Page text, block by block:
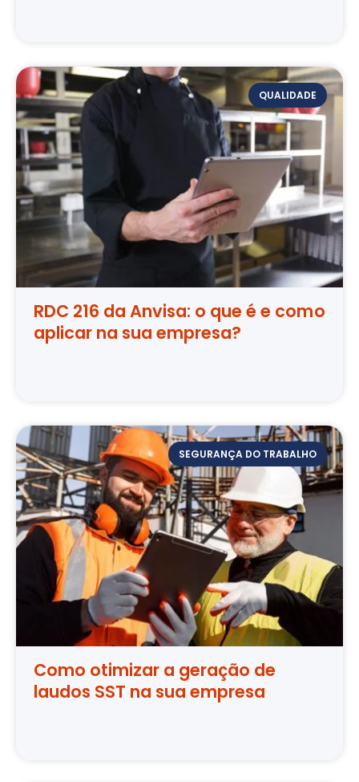
QUALIDADE
RDC 216 da Anvisa: o que é e como
aplicar na sua empresa?
SEGURANÇA DO TRABALHO
Como otimizar a geração de
laudos SST na sua empresa